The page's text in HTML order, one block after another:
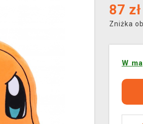
87 zł
Zniżka
W